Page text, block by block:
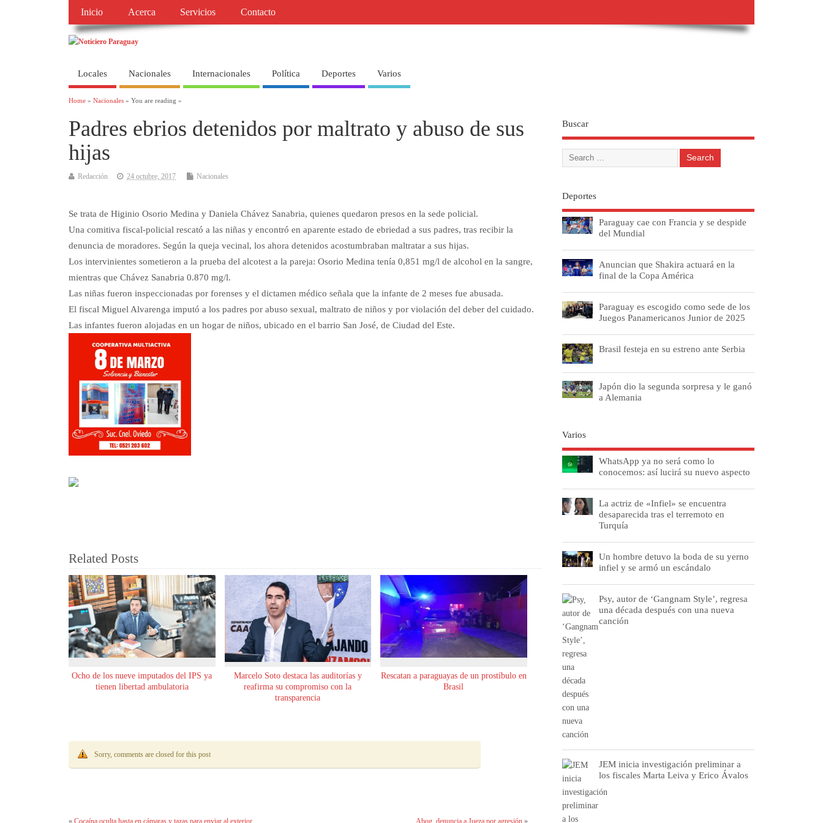
Inicio Acerca Servicios Contacto
Locales Nacionales Internacionales Política Deportes Varios
Home » Nacionales » You are reading »
Padres ebrios detenidos por maltrato y abuso de sus
hijas
Redacción 24 octubre, 2017 Nacionales
Se trata de Higinio Osorio Medina y Daniela Chávez Sanabria, quienes quedaron presos en la sede policial.
Una comitiva fiscal-policial rescató a las niñas y encontró en aparente estado de ebriedad a sus padres, tras recibir la
denuncia de moradores. Según la queja vecinal, los ahora detenidos acostumbraban maltratar a sus hijas.
Los intervinientes sometieron a la prueba del alcotest a la pareja: Osorio Medina tenía 0,851 mg/l de alcohol en la sangre,
mientras que Chávez Sanabria 0.870 mg/l.
Las niñas fueron inspeccionadas por forenses y el dictamen médico señala que la infante de 2 meses fue abusada.
El fiscal Miguel Alvarenga imputó a los padres por abuso sexual, maltrato de niños y por violación del deber del cuidado.
Las infantes fueron alojadas en un hogar de niños, ubicado en el barrio San José, de Ciudad del Este.
Related Posts
Ocho de los nueve imputados del IPS ya
tienen libertad ambulatoria
Marcelo Soto destaca las auditorías y
reafirma su compromiso con la
transparencia
Rescatan a paraguayas de un prostíbulo en
Brasil
Sorry, comments are closed for this post
« Cocaína oculta hasta en cámaras y tazas para enviar al exterior Abog. denuncia a Jueza por agresión»
Buscar
Deportes
Paraguay cae con Francia y se despide
del Mundial
Anuncian que Shakira actuará en la
final de la Copa América
Paraguay es escogido como sede de los
Juegos Panamericanos Junior de 2025
Brasil festeja en su estreno ante Serbia
Japón dio la segunda sorpresa y le ganó
a Alemania
Varios
WhatsApp ya no será como lo
conocemos: así lucirá su nuevo aspecto
La actriz de «Infiel» se encuentra
desaparecida tras el terremoto en
Turquía
Un hombre detuvo la boda de su yerno
infiel y se armó un escándalo
Psy, autor de ‘Gangnam Style’, regresa
una década después con una nueva
canción
JEM inicia investigación preliminar a
los fiscales Marta Leiva y Erico Ávalos